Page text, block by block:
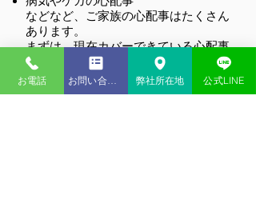
などなど、ご家族の心配事はたくさん
あります。
まずは、現在カバーできている心配事
をチェックしましょう。
そして、お客様にとってどんな心配事
が起こりやすく、どんな心配事が重大
お電話 弊社所在地 公式LINE